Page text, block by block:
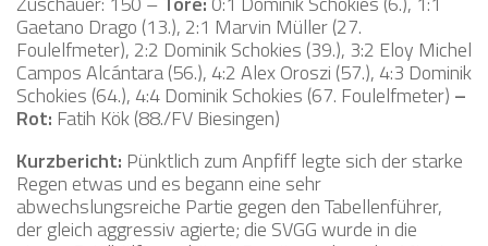
Gaetano Drago (13.), 2:1 Marvin Müller (27.
Foulelfmeter), 2:2 Dominik Schokies (39.), 3:2 Eloy Michel
Campos Alcántara (56.), 4:2 Alex Oroszi (57.), 4:3 Dominik
Schokies (64.), 4:4 Dominik Schokies (67. Foulelfmeter) –
Rot: Fatih Kök (88./FV Biesingen)
Kurzbericht: Pünktlich zum Anpfiff legte sich der starke
Regen etwas und es begann eine sehr
abwechslungsreiche Partie gegen den Tabellenführer,
der gleich aggressiv agierte; die SVGG wurde in die